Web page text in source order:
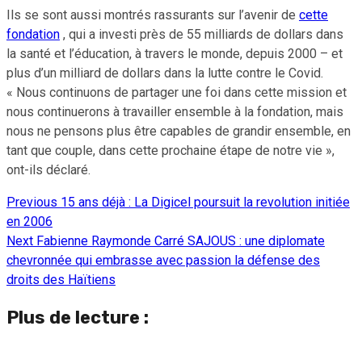
Ils se sont aussi montrés rassurants sur l’avenir de cette
fondation , qui a investi près de 55 milliards de dollars dans
la santé et l’éducation, à travers le monde, depuis 2000 – et
plus d’un milliard de dollars dans la lutte contre le Covid.
« Nous continuons de partager une foi dans cette mission et
nous continuerons à travailler ensemble à la fondation, mais
nous ne pensons plus être capables de grandir ensemble, en
tant que couple, dans cette prochaine étape de notre vie »,
ont-ils déclaré.
Continue
Reading
Previous 15 ans déjà : La Digicel poursuit la revolution initiée
en 2006
Next Fabienne Raymonde Carré SAJOUS : une diplomate
chevronnée qui embrasse avec passion la défense des
droits des Haïtiens
Plus de lecture :